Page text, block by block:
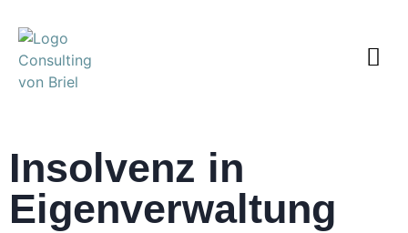
Insolvenz in
Eigenverwaltung